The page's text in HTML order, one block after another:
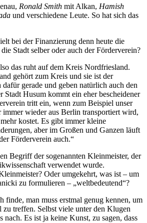
Ronald Smith mit Alkan, Hamish
und verschiedene Leute. So hat sich das
bei der Finanzierung denn heute die
Stadt selber oder auch der Förderverein?
das ruht auf dem Kreis Nordfriesland.
gehört zum Kreis und sie ist der
dafür gerade und geben natürlich auch den
Stadt Husum kommt ein eher bescheidener
tritt ein, wenn zum Beispiel unser
wieder aus Berlin transportiert wird,
kostet. Es gibt immer kleine
aber im Großen und Ganzen läuft
Förderverein auch.“
Begriff der sogenannten Kleinmeister, der
verwendet wurde.
Oder umgekehrt, was ist – um
zu formulieren – „weltbedeutend“?
finde, man muss erstmal genug kennen, um
zu treffen. Selbst viele unter den Klugen
nach. Es ist ja keine Kunst, zu sagen, dass